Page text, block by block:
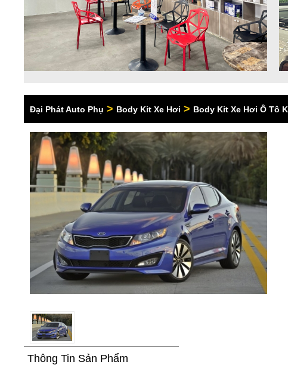
Đại Phát Auto Phụ > Body Kit Xe Hơi > Body Kit Xe Hơi Ô Tô
Thông Tin Sản Phẩm